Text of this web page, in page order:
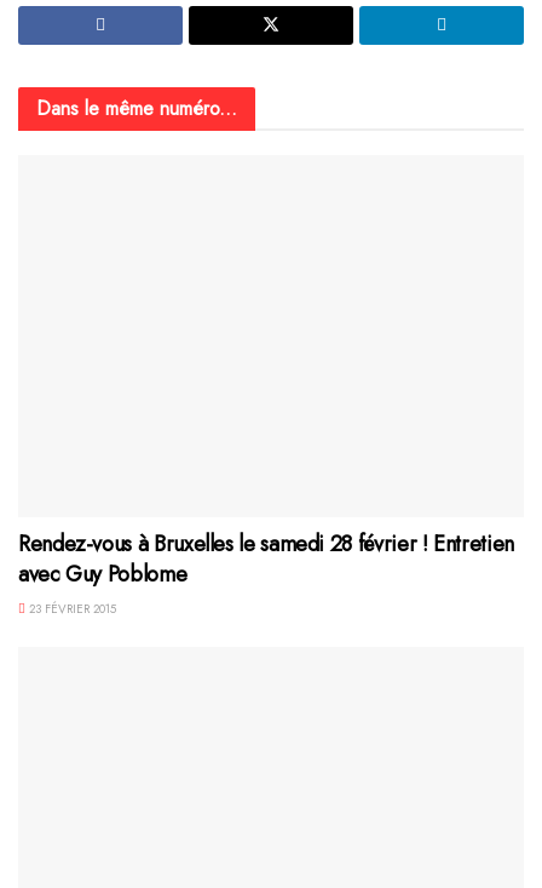
Dans le même numéro...
Rendez-vous à Bruxelles le samedi 28 février ! Entretien
avec Guy Poblome
23 FÉVRIER 2015